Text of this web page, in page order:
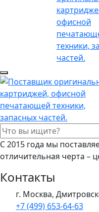
С 2015 года мы
отличительная черта –
Контакты
г. Москва,
+7 (499) 653-64-63